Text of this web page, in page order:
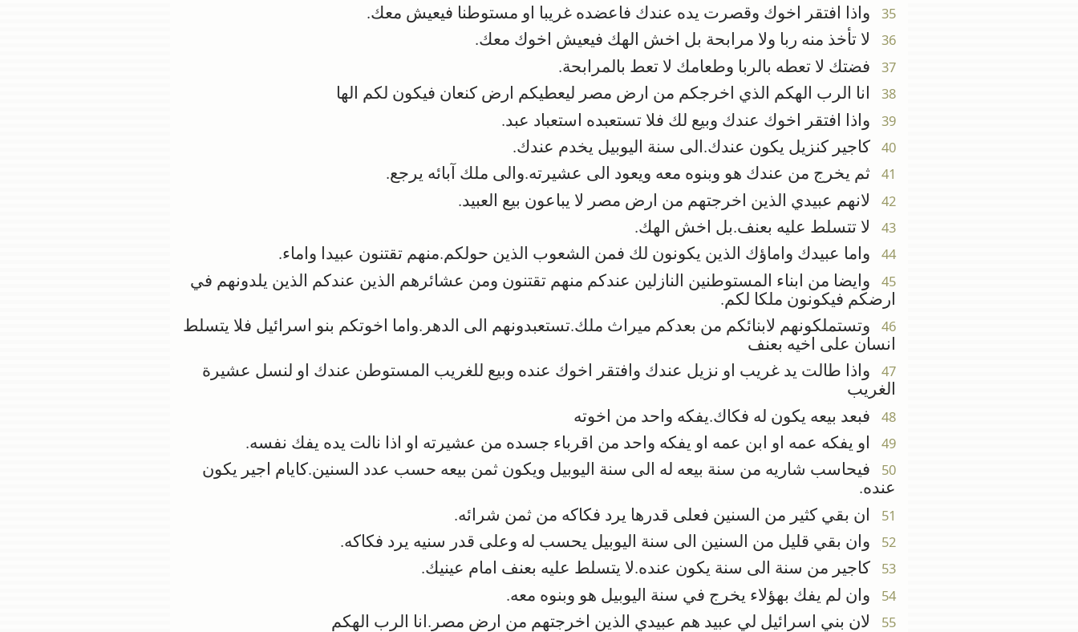
35 واذا افتقر اخوك وقصرت يده عندك فاعضده غريبا او مستوطنا فيعيش معك.
36 لا تأخذ منه ربا ولا مرابحة بل اخش الهك فيعيش اخوك معك.
37 فضتك لا تعطه بالربا وطعامك لا تعط بالمرابحة.
38 انا الرب الهكم الذي اخرجكم من ارض مصر ليعطيكم ارض كنعان فيكون لكم الها
39 واذا افتقر اخوك عندك وبيع لك فلا تستعبده استعباد عبد.
40 كاجير كنزيل يكون عندك.الى سنة اليوبيل يخدم عندك.
41 ثم يخرج من عندك هو وبنوه معه ويعود الى عشيرته.والى ملك آبائه يرجع.
42 لانهم عبيدي الذين اخرجتهم من ارض مصر لا يباعون بيع العبيد.
43 لا تتسلط عليه بعنف.بل اخش الهك.
44 واما عبيدك واماؤك الذين يكونون لك فمن الشعوب الذين حولكم.منهم تقتنون عبيدا واماء.
45
وايضا من ابناء المستوطنين النازلين عندكم منهم تقتنون ومن عشائرهم الذين عندكم الذين يلدونهم في
ارضكم فيكونون ملكا لكم.
46
وتستملكونهم لابنائكم من بعدكم ميراث ملك.تستعبدونهم الى الدهر.واما اخوتكم بنو اسرائيل فلا يتسلط
انسان على اخيه بعنف
47
واذا طالت يد غريب او نزيل عندك وافتقر اخوك عنده وبيع للغريب المستوطن عندك او لنسل عشيرة
الغريب
48 فبعد بيعه يكون له فكاك.يفكه واحد من اخوته
49 او يفكه عمه او ابن عمه او يفكه واحد من اقرباء جسده من عشيرته او اذا نالت يده يفك نفسه.
50
فيحاسب شاريه من سنة بيعه له الى سنة اليوبيل ويكون ثمن بيعه حسب عدد السنين.كايام اجير يكون
عنده.
51 ان بقي كثير من السنين فعلى قدرها يرد فكاكه من ثمن شرائه.
52 وان بقي قليل من السنين الى سنة اليوبيل يحسب له وعلى قدر سنيه يرد فكاكه.
53 كاجير من سنة الى سنة يكون عنده.لا يتسلط عليه بعنف امام عينيك.
54 وان لم يفك بهؤلاء يخرج في سنة اليوبيل هو وبنوه معه.
55 لان بني اسرائيل لي عبيد هم عبيدي الذين اخرجتهم من ارض مصر.انا الرب الهكم